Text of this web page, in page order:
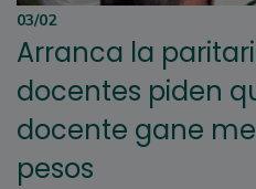
03/02
Arranca la
docentes piden
docente gane
pesos